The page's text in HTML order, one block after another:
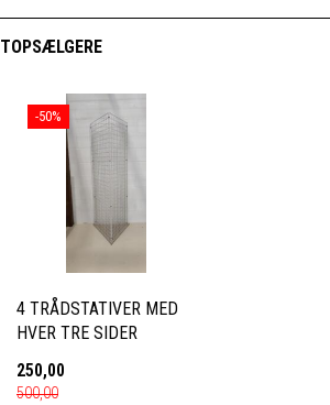
TOPSÆLGERE
-50%
4 TRÅDSTATIVER MED
HVER TRE SIDER
250,00
500,00